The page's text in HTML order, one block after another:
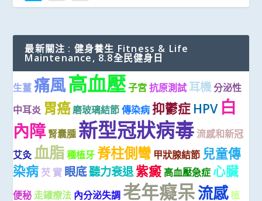
最新關注 : 健身養生 Fitness & Life
Maintenance, 8.8全民健身日
生薑 痛風高血壓子宮 抗原測試 耳機分泌性
中耳炎 胃癌磨玻璃結節 傳染病 抑鬱症 HPV 白
內障 腎囊腫 新型冠狀病毒 流感和新冠
艾灸 血脂 種植牙 脊柱側彎 甲狀腺結節 兒童傳
染病 芡 實 眼底聽力衰退紫癜 高血壓急症 心臟
便秘 走罐療法 內分泌失調 老年癡呆流感植